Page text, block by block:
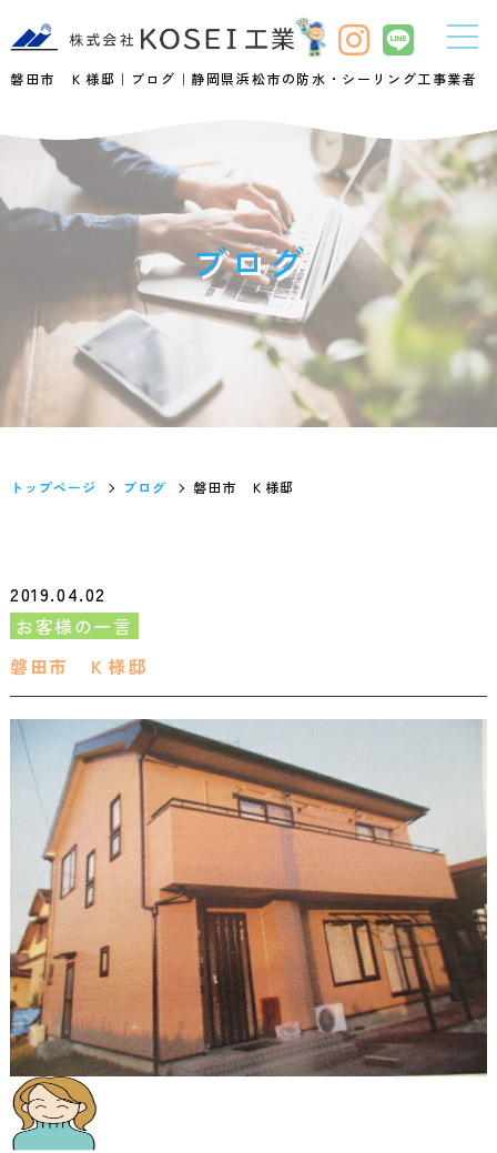
磐田市 Ｋ様邸｜ブログ｜静岡県浜松市の防水・シーリング工事業者
ブログ
トップページ ブログ 磐田市 Ｋ様邸
2019.04.02
お客様の一言
磐田市 Ｋ様邸